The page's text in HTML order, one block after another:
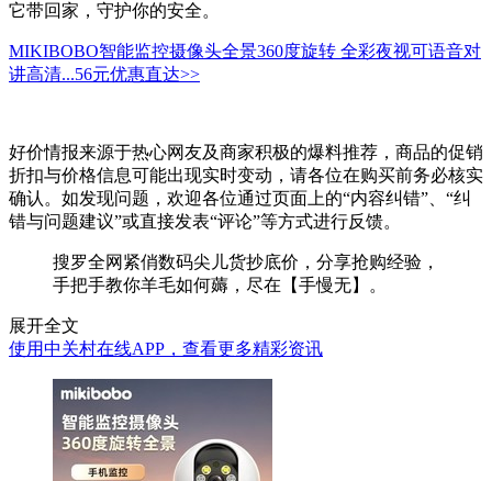
它带回家，守护你的安全。
MIKIBOBO智能监控摄像头全景360度旋转 全彩夜视可语音对
讲高清...56元优惠直达>>
好价情报来源于热心网友及商家积极的爆料推荐，商品的促销
折扣与价格信息可能出现实时变动，请各位在购买前务必核实
确认。如发现问题，欢迎各位通过页面上的“内容纠错”、“纠
错与问题建议”或直接发表“评论”等方式进行反馈。
搜罗全网紧俏数码尖儿货抄底价，分享抢购经验，
手把手教你羊毛如何薅，尽在【手慢无】。
展开全文
使用中关村在线APP，查看更多精彩资讯